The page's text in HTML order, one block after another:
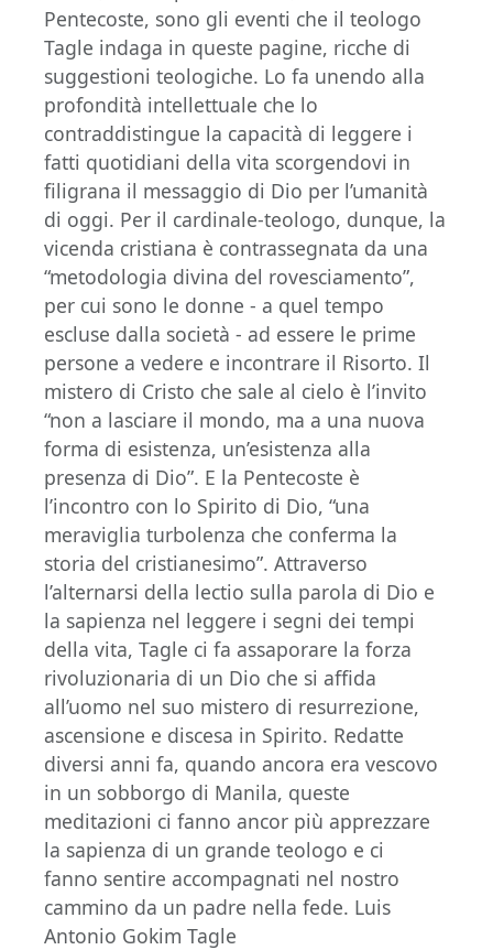
Pentecoste, sono gli eventi che il teologo
Tagle indaga in queste pagine, ricche di
suggestioni teologiche. Lo fa unendo alla
profondità intellettuale che lo
contraddistingue la capacità di leggere i
fatti quotidiani della vita scorgendovi in
filigrana il messaggio di Dio per l’umanità
di oggi. Per il cardinale-teologo, dunque, la
vicenda cristiana è contrassegnata da una
“metodologia divina del rovesciamento”,
per cui sono le donne - a quel tempo
escluse dalla società - ad essere le prime
persone a vedere e incontrare il Risorto. Il
mistero di Cristo che sale al cielo è l’invito
“non a lasciare il mondo, ma a una nuova
forma di esistenza, un’esistenza alla
presenza di Dio”. E la Pentecoste è
l’incontro con lo Spirito di Dio, “una
meraviglia turbolenza che conferma la
storia del cristianesimo”. Attraverso
l’alternarsi della lectio sulla parola di Dio e
la sapienza nel leggere i segni dei tempi
della vita, Tagle ci fa assaporare la forza
rivoluzionaria di un Dio che si affida
all’uomo nel suo mistero di resurrezione,
ascensione e discesa in Spirito. Redatte
diversi anni fa, quando ancora era vescovo
in un sobborgo di Manila, queste
meditazioni ci fanno ancor più apprezzare
la sapienza di un grande teologo e ci
fanno sentire accompagnati nel nostro
cammino da un padre nella fede. Luis
Antonio Gokim Tagle